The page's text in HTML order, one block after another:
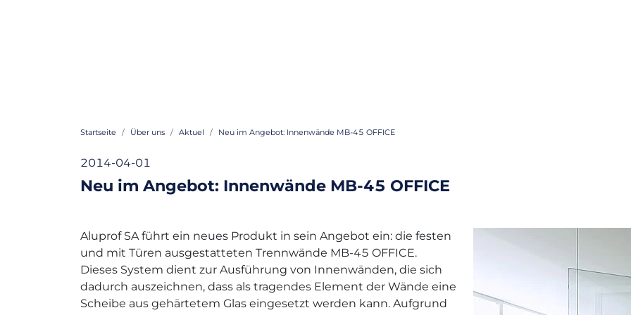
Startseite Über uns Aktuel Neu im Angebot: Innenwände MB-45 OFFICE
2014-04-01
Neu im Angebot: Innenwände MB-45 OFFICE
Aluprof SA führt ein neues Produkt in sein Angebot ein: die festen
und mit Türen ausgestatteten Trennwände MB-45 OFFICE.
Dieses System dient zur Ausführung von Innenwänden, die sich
dadurch auszeichnen, dass als tragendes Element der Wände eine
Scheibe aus gehärtetem Glas eingesetzt werden kann. Aufgrund